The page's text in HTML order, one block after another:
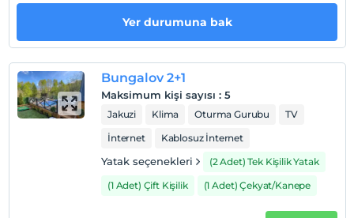
Haritada Göster
Otel koşulları
Check/in
En erken saat 14:00 ve sonrası
Evcil hayvan kabul edilmemektedir.
Yer durumuna bak
Bungalov 2+1
Maksimum kişi sayısı : 5
Jakuzi Klima Oturma Gurubu
TV
İnternet
Kablosuz İnternet
Yatak seçenekleri
(2 Adet) Tek Kişilik Yatak
(1 Adet) Çift Kişilik
(1 Adet) Çekyat/Kanepe